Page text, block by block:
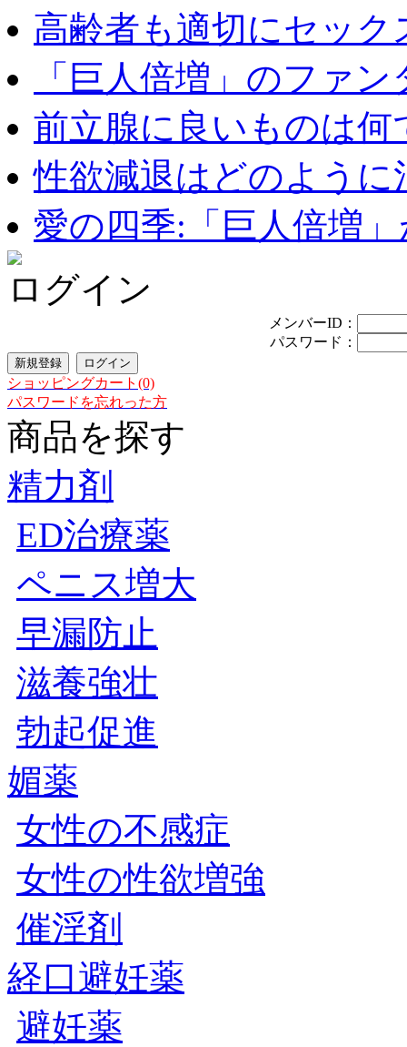
高齢者も適切にセック
「巨人倍増」のファ
前立腺に良いものは何
性欲減退はどのように
愛の四季:「巨人倍増
ログイン
メンバーID：
パスワード：
ショッピングカート(0)
パスワードを忘れった方
商品を探す
精力剤
ED治療薬
ペニス増大
早漏防止
滋養強壮
勃起促進
媚薬
女性の不感症
女性の性欲増強
催淫剤
経口避妊薬
避妊薬